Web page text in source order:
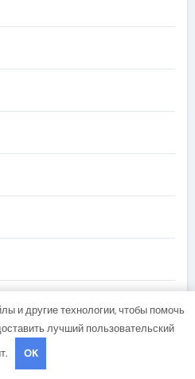
и другие технологии, чтобы помочь
лучший пользовательский
OK